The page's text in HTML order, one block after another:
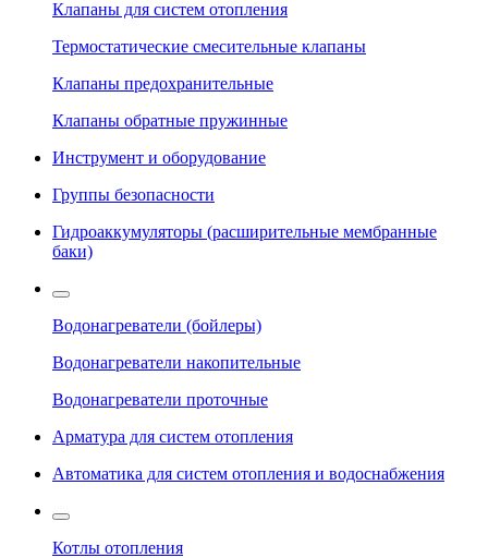
Клапаны для систем отопления
Термостатические смесительные клапаны
Клапаны предохранительные
Клапаны обратные пружинные
Инструмент и оборудование
Группы безопасности
Гидроаккумуляторы (расширительные мембранные
баки)
Водонагреватели (бойлеры)
Водонагреватели накопительные
Водонагреватели проточные
Арматура для систем отопления
Автоматика для систем отопления и водоснабжения
Котлы отопления